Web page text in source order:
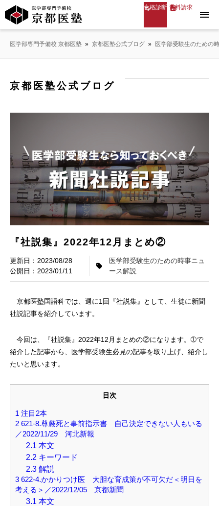
合格診断 資料請求
menu
医学部専門予備校 京都医塾 » 京都医塾公式ブログ » 医学部受験生のための
京都医塾公式ブログ
『社説集』2022年12月まとめ②
2023/08/28
2023/01/11
医学部受験生のための時事ニュ
ース解説
京都医塾国語科では、週に1回『社説集』として、生徒に新聞
社説記事を紹介しています。
今回は、『社説集』2022年12月まとめの②になります。➀で
紹介した記事から、医学部受験生必見の記事を取り上げ、紹介し
たいと思います。
目次
1 注目2本
2 621-8.尊厳死と事前指示書 自己決定できない人もいる
／2022/11/29 河北新報
2.1 本文
2.2 キーワード
2.3解説
3 622-4.かかりつけ医 大胆な育成策が不可欠だ＜明日を
考える＞／2022/12/05 京都新聞
3.1 本文